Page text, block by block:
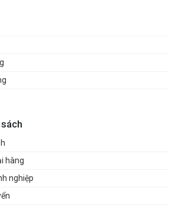
hàng
nghiệp